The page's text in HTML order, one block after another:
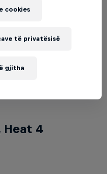
Heat 4
cookies
gjitha
të privatësisë